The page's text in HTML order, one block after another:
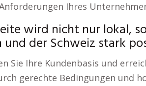
Ihres
wird nicht nur lokal,
und der Schweiz stark
Sie Ihre Kundenbasis und
gerechte Bedingungen und